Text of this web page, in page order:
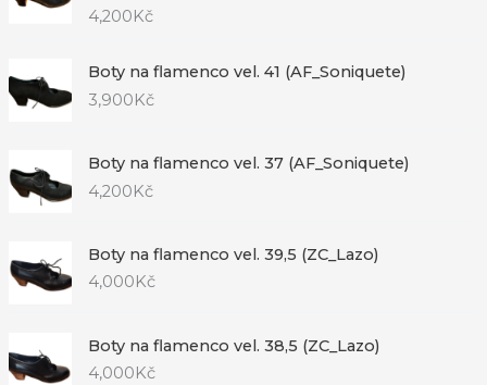
4,200 Kč
Boty na flamenco vel. 41 (AF_Soniquete)
3,900Kč
Boty na flamenco vel. 37 (AF_Soniquete)
4,200Kč
Boty na flamenco vel. 39,5 (ZC_Lazo)
4,000 Kč
Boty na flamenco vel. 38,5 (ZC_Lazo)
4,000 Kč